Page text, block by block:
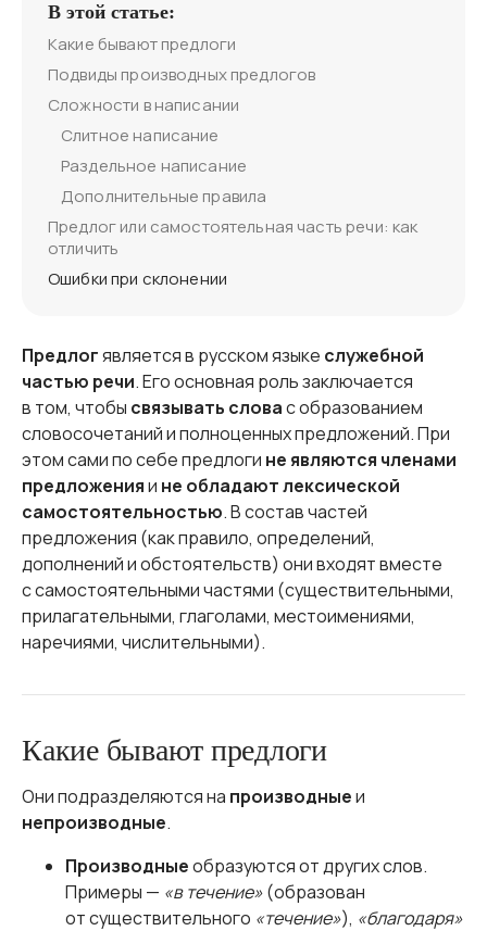
В этой статье:
Какие бывают предлоги
Подвиды производных предлогов
Сложности в написании
Слитное написание
Раздельное написание
Дополнительные правила
Предлог или самостоятельная часть речи: как
отличить
Ошибки при склонении
Предлогявляется в русском языке служебной
частью речи. Его основная роль заключается
в том, чтобы связывать словас образованием
словосочетаний и полноценных предложений. При
этом сами по себе предлоги не являются членами
предложенияи не обладают лексической
самостоятельностью. В состав частей
предложения (как правило, определений,
дополнений и обстоятельств) они входят вместе
с самостоятельными частями (существительными,
прилагательными, глаголами, местоимениями,
наречиями, числительными).
Какие бывают предлоги
Они подразделяются на производныеи
непроизводные.
Производныеобразуются от других слов.
Примеры — «в течение»(образован
от существительного «течение»), «благодаря»